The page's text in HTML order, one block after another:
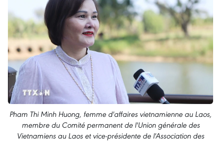
Pham Thi Minh Huong, femme d'affaires vietnamienne au Laos,
membre du Comité permanent de l'Union générale des
Vietnamiens au Laos et vice-présidente de l'Association des